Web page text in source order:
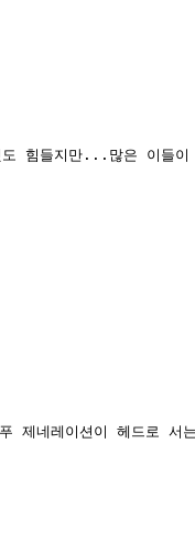
힘들지만...많은 이들
제네레이션이 헤드로